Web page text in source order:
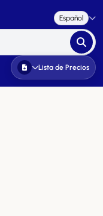
Español
Lista de Precios